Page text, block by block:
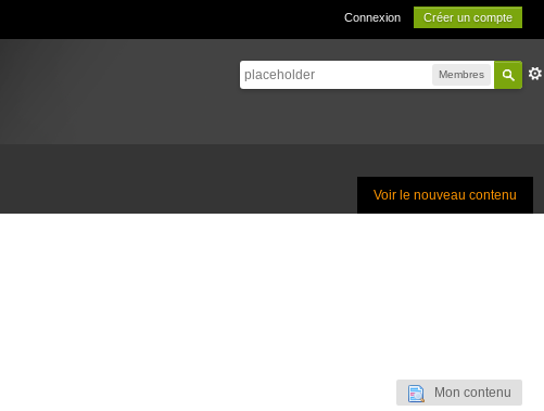
Connexion Créer un compte
Membres
Voir le nouveau contenu
Mon contenu